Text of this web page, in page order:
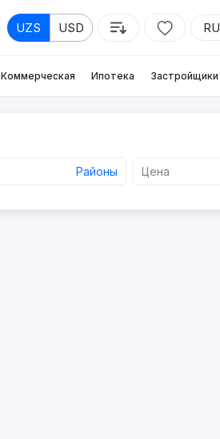
UZS USD RU
Коммерческая Ипотека Застройщики
Районы Цена